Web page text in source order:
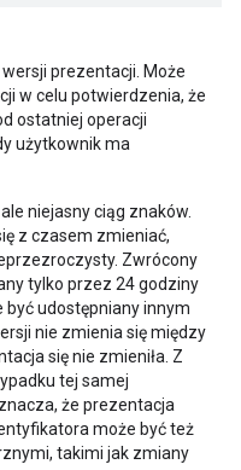
prezentacji. Może
w celu potwierdzenia, że
ostatniej operacji
użytkownik ma
niejasny ciąg znaków.
z czasem zmieniać,
Zwrócony
tylko przez 24 godziny
udostępniany innym
nie zmienia się między
się nie zmieniła. Z
tej samej
że prezentacja
może być też
takimi jak zmiany